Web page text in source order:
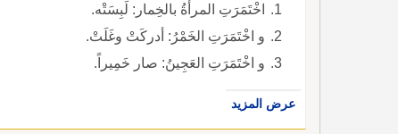
اخْتَمَرَتِ المرأَةُ بالخِمار: لَبِسَتْه.
و اخْتَمَرَتِ الخَمْرُ: أدركَتْ وغَلَتْ.
و اخْتَمَرَتِ العَجِينُ: صار خَمِيراً.
عرض المزيد